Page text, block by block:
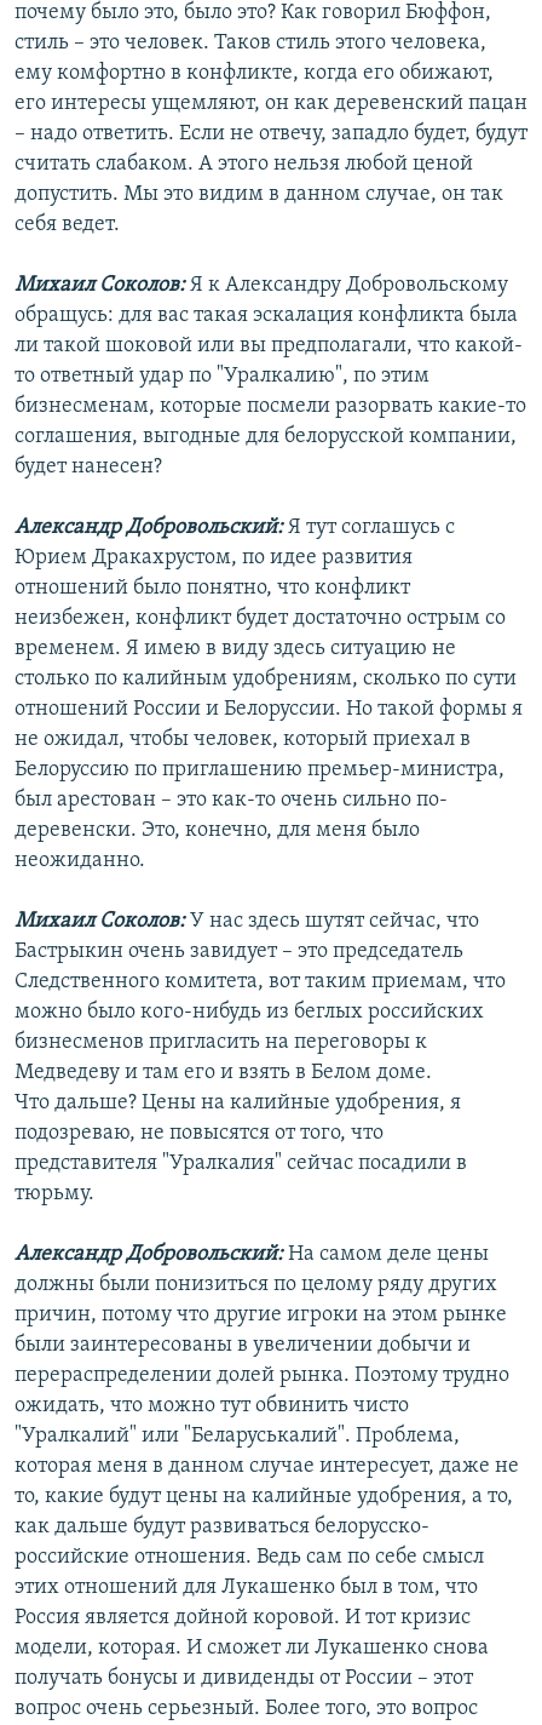
почему было это, было это? Как говорил Бюффон,
стиль – это человек. Таков стиль этого человека,
ему комфортно в конфликте, когда его обижают,
его интересы ущемляют, он как деревенский пацан
– надо ответить. Если не отвечу, западло будет, будут
считать слабаком. А этого нельзя любой ценой
допустить. Мы это видим в данном случае, он так
себя ведет.
Михаил Соколов:Я к Александру Добровольскому
обращусь: для вас такая эскалация конфликта была
ли такой шоковой или вы предполагали, что какой-
то ответный удар по "Уралкалию", по этим
бизнесменам, которые посмели разорвать какие-то
соглашения, выгодные для белорусской компании,
будет нанесен?
Александр Добровольский:Я тут соглашусь с
Юрием Дракахрустом, по идее развития
отношений было понятно, что конфликт
неизбежен, конфликт будет достаточно острым со
временем. Я имею в виду здесь ситуацию не
столько по калийным удобрениям, сколько по сути
отношений России и Белоруссии. Но такой формы я
не ожидал, чтобы человек, который приехал в
Белоруссию по приглашению премьер-министра,
был арестован – это как-то очень сильно по-
деревенски. Это, конечно, для меня было
неожиданно.
Михаил Соколов:У нас здесь шутят сейчас, что
Бастрыкин очень завидует – это председатель
Следственного комитета, вот таким приемам, что
можно было кого-нибудь из беглых российских
бизнесменов пригласить на переговоры к
Медведеву и там его и взять в Белом доме.
Что дальше? Цены на калийные удобрения, я
подозреваю, не повысятся от того, что
представителя "Уралкалия" сейчас посадили в
тюрьму.
Александр Добровольский:На самом деле цены
должны были понизиться по целому ряду других
причин, потому что другие игроки на этом рынке
были заинтересованы в увеличении добычи и
перераспределении долей рынка. Поэтому трудно
ожидать, что можно тут обвинить чисто
"Уралкалий" или "Беларуськалий". Проблема,
которая меня в данном случае интересует, даже не
то, какие будут цены на калийные удобрения, а то,
как дальше будут развиваться белорусско-
российские отношения. Ведь сам по себе смысл
этих отношений для Лукашенко был в том, что
Россия является дойной коровой. И тот кризис
модели, которая. И сможет ли Лукашенко снова
получать бонусы и дивиденды от России – этот
вопрос очень серьезный. Более того, это вопрос